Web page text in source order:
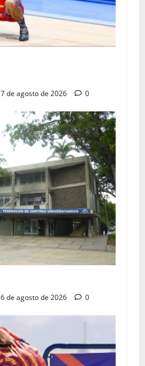
7 de agosto de 2026 0
6 de agosto de 2026 0